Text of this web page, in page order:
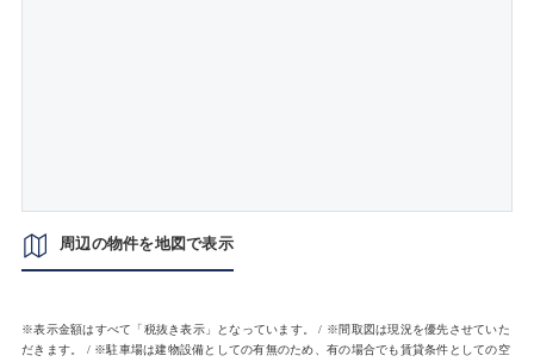
周辺の物件を地図で表示
※表示金額はすべて「税抜き表示」となっています。 / ※間取図は現況を優先させていた
だきます。 / ※駐車場は建物設備としての有無のため、有の場合でも賃貸条件としての空